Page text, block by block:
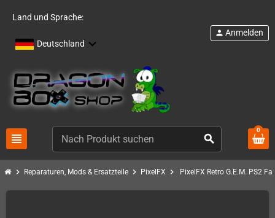
Land und Sprache:
Deutschland
view_headline search
person Anmelden
0
chevron_right Reparaturen, Mods & Ersatzteile chevron_right PixelFX chevron_right PixelFX Retro G.E.M. PS2